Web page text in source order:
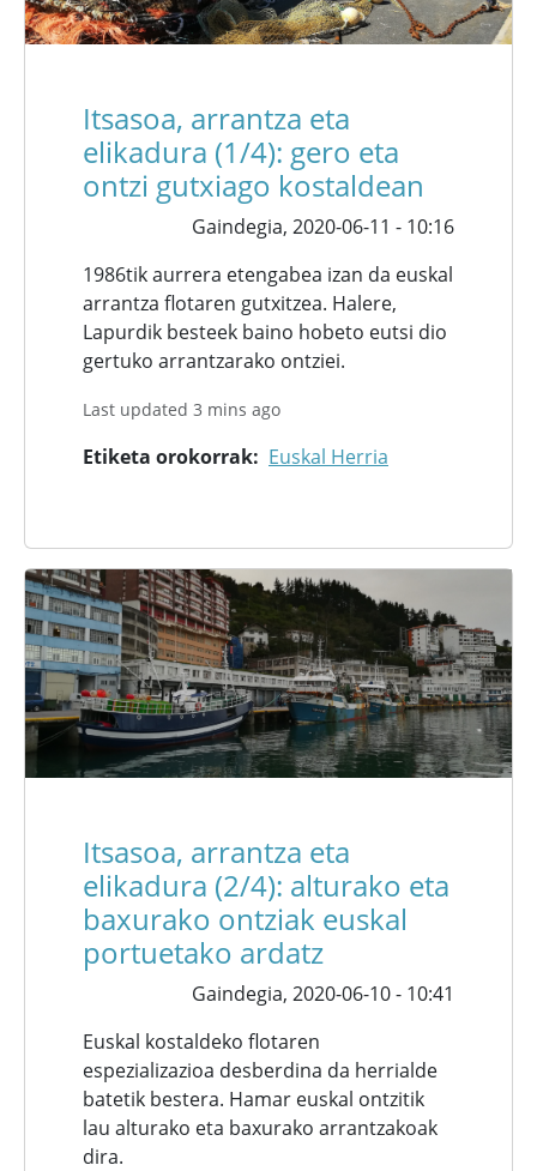
Itsasoa, arrantza eta
elikadura (1/4): gero eta
ontzi gutxiago kostaldean
Gaindegia, 2020-06-11 - 10:16
1986tik aurrera etengabea izan da euskal
arrantza flotaren gutxitzea. Halere,
Lapurdik besteek baino hobeto eutsi dio
gertuko arrantzarako ontziei.
Last updated 3 mins ago
Etiketa orokorrak Euskal Herria
Itsasoa, arrantza eta
elikadura (2/4): alturako eta
baxurako ontziak euskal
portuetako ardatz
Gaindegia, 2020-06-10 - 10:41
Euskal kostaldeko flotaren
espezializazioa desberdina da herrialde
batetik bestera. Hamar euskal ontzitik
lau alturako eta baxurako arrantzakoak
dira.